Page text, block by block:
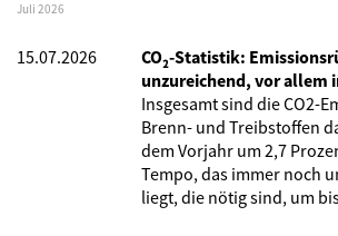
Juli 2026
15.07.2026
CO₂-Statistik:
unzureichend, vor allem
Insgesamt sind die CO2-
Brenn- und Treibstoffen
dem Vorjahr um 2,7
Tempo, das immer noch
liegt, die nötig sind, um